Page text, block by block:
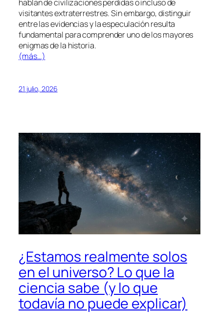
hablan de civilizaciones perdidas o incluso de
visitantes extraterrestres. Sin embargo, distinguir
entre las evidencias y la especulación resulta
fundamental para comprender uno de los mayores
enigmas de la historia.
(más…)
21 julio, 2026
¿Estamos realmente solos
en el universo? Lo que la
ciencia sabe (y lo que
todavía no puede explicar)